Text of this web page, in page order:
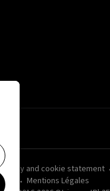
and cookie statement
Mentions Légales